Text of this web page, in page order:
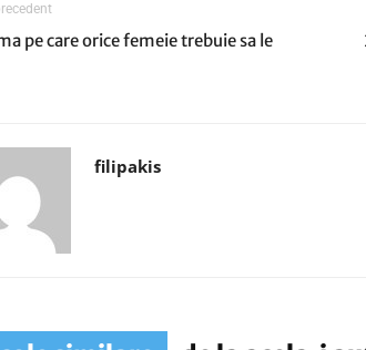
pe care orice femeie trebuie sa le
filipakis